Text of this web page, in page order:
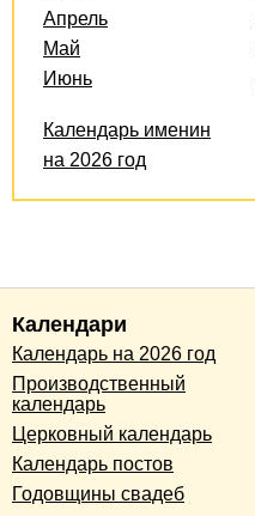
Апрель
Май
Июнь
Календарь именин
на 2026 год
Календари
Календарь на 2026 год
Производственный
календарь
Церковный календарь
Календарь постов
Годовщины свадеб